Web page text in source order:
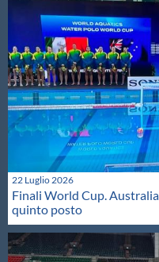
22 Luglio 2026
Finali World Cup.
quinto posto